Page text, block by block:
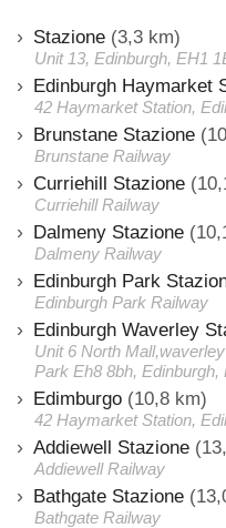
Stazione (3,3 km)
Unit 13, Edinburgh, EH1
Edinburgh Haymarket
42 Haymarket Station,
Brunstane Stazione
Brunstane Railway
Curriehill Stazione
Curriehill Railway
Dalmeny Stazione
Dalmeny Railway
Edinburgh Park
Edinburgh Park Railway
Edinburgh Waverley
Unit 6 North
Park Eh8 8bh, Edinburgh,
Edimburgo (10,8 km)
42 Haymarket Station,
Addiewell Stazione
Addiewell Railway
Bathgate Stazione
Bathgate Railway